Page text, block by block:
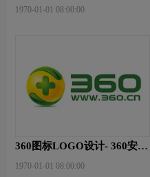
1970-01-01 08:00:00
360图标LOGO设计- 360安全
1970-01-01 08:00:00